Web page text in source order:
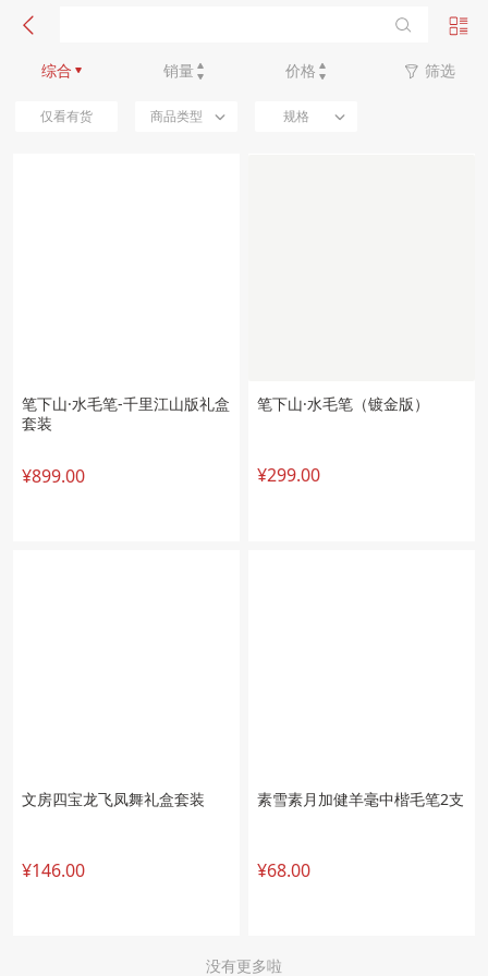
综合 销量 价格 筛选
新品优先
仅看有货 商品类型 规格
笔下山·水毛笔-千里江山版礼盒
套装
¥899.00
笔下山·水毛笔（镀金版）
¥299.00
文房四宝龙飞凤舞礼盒套装
¥146.00
素雪素月加健羊毫中楷毛笔2支
¥68.00
没有更多啦